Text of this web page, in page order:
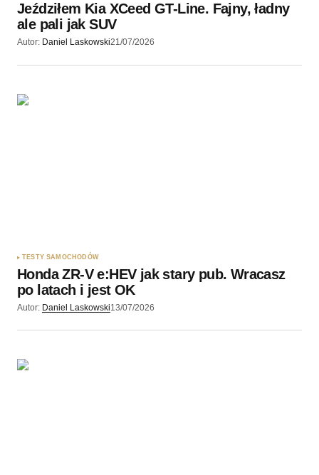
Jeździłem Kia XCeed GT-Line. Fajny, ładny
ale pali jak SUV
Autor: Daniel Laskowski21/07/2026
TESTY SAMOCHODÓW
Honda ZR-V e:HEV jak stary pub. Wracasz
po latach i jest OK
Autor: Daniel Laskowski13/07/2026